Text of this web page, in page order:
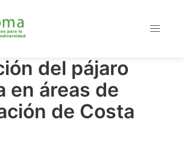
del pájaro
en áreas de
de Costa